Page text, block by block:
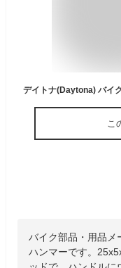
こ
バイク部品・用品メ
ハンマーです。